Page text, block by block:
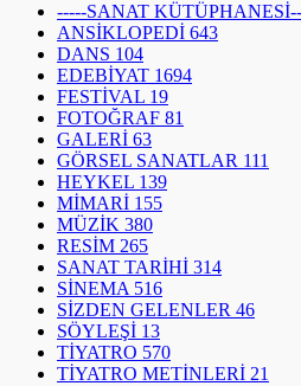
-----SANAT
ANSİKLOPEDİ 643
DANS 104
EDEBİYAT 1694
FESTİVAL 19
FOTOĞRAF 81
GALERİ 63
GÖRSEL SANATLAR 111
HEYKEL 139
MİMARİ 155
MÜZİK 380
RESİM 265
SANAT TARİHİ 314
SİNEMA 516
SİZDEN GELENLER 46
SÖYLEŞİ 13
TİYATRO 570
TİYATRO METİNLERİ 21